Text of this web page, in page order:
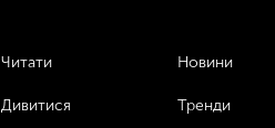
Читати
Дивитися
Новини
Тренди